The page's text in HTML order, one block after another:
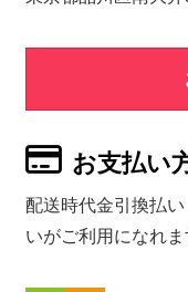
お支払い
配送時代金引換払
いがご利用になれ